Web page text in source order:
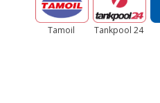
Tamoil Tankpool 24